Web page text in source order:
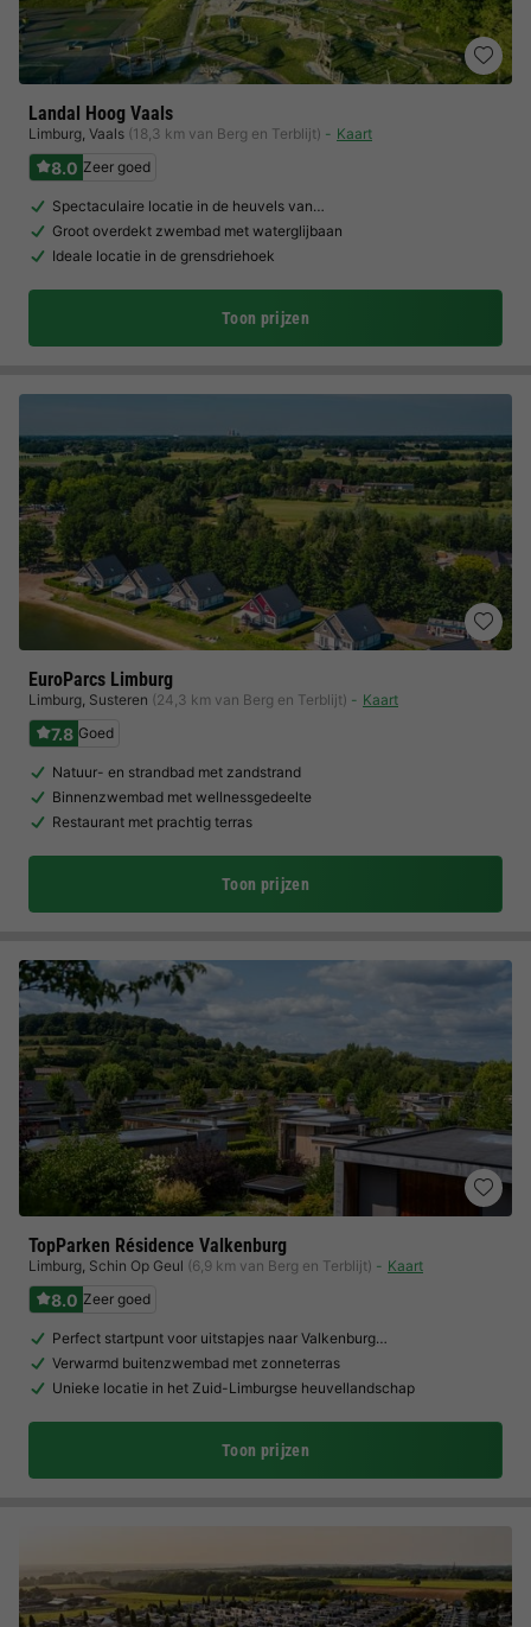
Landal Hoog Vaals
Limburg, Vaals (18,3 km van Berg en Terblijt) Kaart
8.0 Zeer goed
Spectaculaire locatie in de heuvels van…
Groot overdekt zwembad met waterglijbaan
Ideale locatie in de grensdriehoek
Toon prijzen
EuroParcs Limburg
Limburg, Susteren (24,3 km van Berg en Terblijt) Kaart
7.8 Goed
Natuur- en strandbad met zandstrand
Binnenzwembad met wellnessgedeelte
Restaurant met prachtig terras
Toon prijzen
TopParken Résidence Valkenburg
Limburg, Schin Op Geul (6,9 km van Berg en Terblijt) Kaart
8.0 Zeer goed
Perfect startpunt voor uitstapjes naar Valkenburg…
Verwarmd buitenzwembad met zonneterras
Unieke locatie in het Zuid-Limburgse heuvellandschap
Toon prijzen